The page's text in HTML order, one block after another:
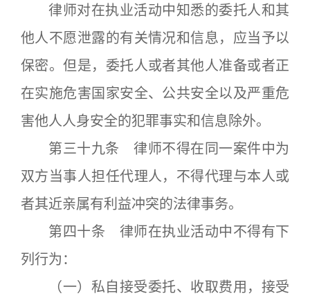
律师对在执业活动中知悉的委托人和其
他人不愿泄露的有关情况和信息，应当予以
保密。但是，委托人或者其他人准备或者正
在实施危害国家安全、公共安全以及严重危
害他人人身安全的犯罪事实和信息除外。
第三十九条 律师不得在同一案件中为
双方当事人担任代理人，不得代理与本人或
者其近亲属有利益冲突的法律事务。
第四十条 律师在执业活动中不得有下
列行为：
（一）私自接受委托、收取费用，接受